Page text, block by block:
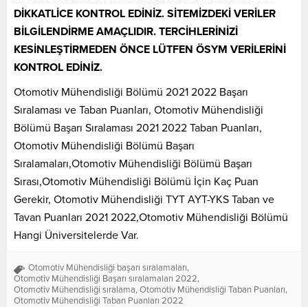
DİKKATLİCE KONTROL EDİNİZ. SİTEMİZDEKİ VERİLER
BİLGİLENDİRME AMAÇLIDIR. TERCİHLERİNİZİ
KESİNLEŞTİRMEDEN ÖNCE LÜTFEN ÖSYM VERİLERİNİ
KONTROL EDİNİZ.
Otomotiv Mühendisliği Bölümü 2021 2022 Başarı
Sıralaması ve Taban Puanları, Otomotiv Mühendisliği
Bölümü Başarı Sıralaması 2021 2022 Taban Puanları,
Otomotiv Mühendisliği Bölümü Başarı
Sıralamaları,Otomotiv Mühendisliği Bölümü Başarı
Sırası,Otomotiv Mühendisliği Bölümü İçin Kaç Puan
Gerekir, Otomotiv Mühendisliği TYT AYT-YKS Taban ve
Tavan Puanları 2021 2022,Otomotiv Mühendisliği Bölümü
Hangi Üniversitelerde Var.
Otomotiv Mühendisliği başarı sıralamaları,
Otomotiv Mühendisliği Başarı sıralamaları 2022,
Otomotiv Mühendisliği sıralama,Otomotiv Mühendisliği Taban Puanları,
Otomotiv Mühendisliği Taban Puanları 2022